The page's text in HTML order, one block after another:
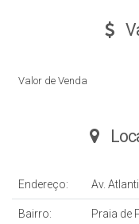
Valor de Venda
Endereço: Av.
Bairro: Praia de